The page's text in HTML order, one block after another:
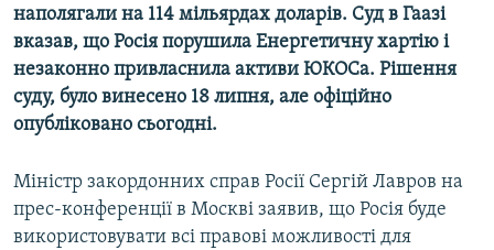
наполягали на 114 мільярдах доларів. Суд в Гаазі
вказав, що Росія порушила Енергетичну хартію і
незаконно привласнила активи ЮКОСа. Рішення
суду, було винесено 18 липня, але офіційно
опубліковано сьогодні.
Міністр закордонних справ Росії Сергій Лавров на
прес-конференції в Москві заявив, що Росія буде
використовувати всі правові можливості для